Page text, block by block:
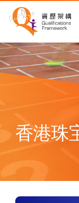
香港珠